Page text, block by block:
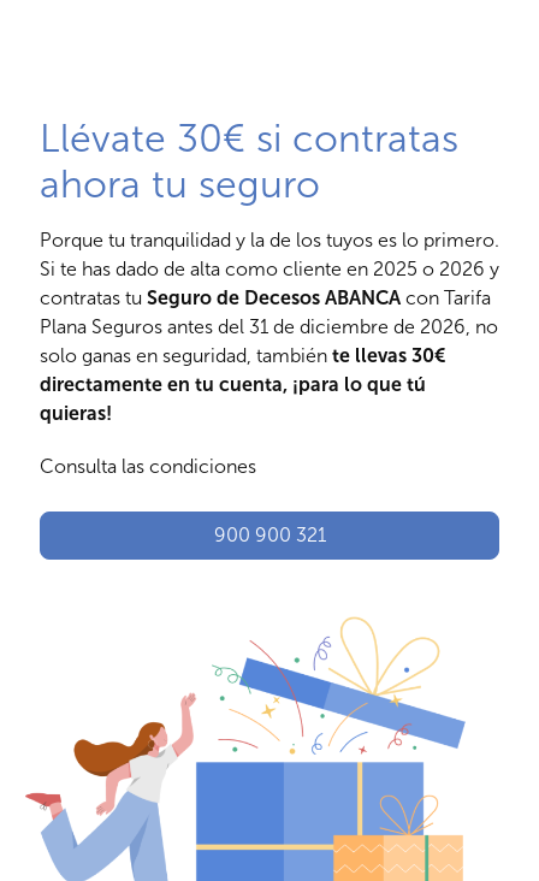
Llévate 30€ si contratas
ahora tu seguro
Porque tu tranquilidad y la de los tuyos es lo primero.
Si te has dado de alta como cliente en 2025 o 2026 y
contratas tu Seguro de Decesos ABANCA con Tarifa
Plana Seguros antes del 31 de diciembre de 2026, no
solo ganas en seguridad, también te llevas 30€
directamente en tu cuenta, ¡para lo que tú
quieras!
Consulta las condiciones
900 900 321